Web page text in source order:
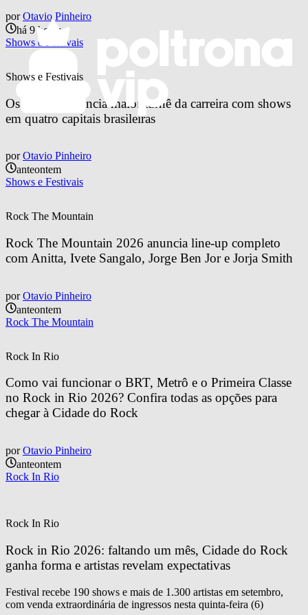
por Otavio Pinheiro
há 9 horas
Shows e Festivais
Shows e Festivais
Os Garotin anuncia maior turnê da carreira com shows
em quatro capitais brasileiras
por Otavio Pinheiro
anteontem
Shows e Festivais
Rock The Mountain
Rock The Mountain 2026 anuncia line-up completo
com Anitta, Ivete Sangalo, Jorge Ben Jor e Jorja Smith
por Otavio Pinheiro
anteontem
Rock The Mountain
Rock In Rio
Como vai funcionar o BRT, Metrô e o Primeira Classe
no Rock in Rio 2026? Confira todas as opções para
chegar à Cidade do Rock
por Otavio Pinheiro
anteontem
Rock In Rio
Rock In Rio
Rock in Rio 2026: faltando um mês, Cidade do Rock
ganha forma e artistas revelam expectativas
Festival recebe 190 shows e mais de 1.300 artistas em setembro,
com venda extraordinária de ingressos nesta quinta-feira (6)